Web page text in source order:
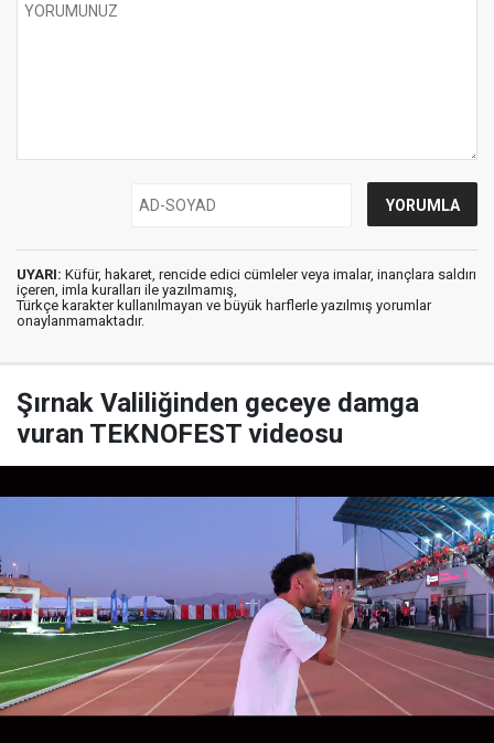
UYARI: Küfür, hakaret, rencide edici cümleler veya imalar, inançlara saldırı
içeren, imla kuralları ile yazılmamış,
Türkçe karakter kullanılmayan ve büyük harflerle yazılmış yorumlar
onaylanmamaktadır.
Şırnak Valiliğinden geceye damga
vuran TEKNOFEST videosu